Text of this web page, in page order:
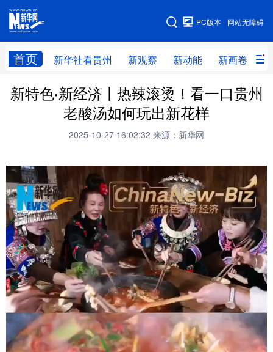
网站无障碍
PC版本
首页 新华社看贵州 新观察 新动能 新画卷
网站地图
新华社看贵州 新观察 新动能 新画卷
贵州领导 人事
直播
畅游贵州 数字贵州 律动贵州 健康贵州
光影贵州 部门之窗 县区直达 企业速递
融媒联播 贵阳 遵义 安顺
六盘水 毕节 铜仁 黔东南
黔南 黔西南
地方频道
北京 天津 河北 山西
新特色·新经济丨热辣滚烫！看一口贵州
老酸汤如何玩出新花样
2025-10-27 16:02:32 来源：新华网